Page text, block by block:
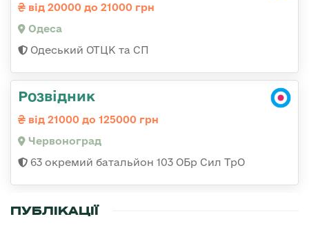
від 20000 до 21000 грн
Одеса
Одеський ОТЦК та СП
Розвідник
від 21000 до 125000 грн
Червоноград
63 окремий батальйон 103 ОБр Сил ТрО
ПУБЛІКАЦІЇ